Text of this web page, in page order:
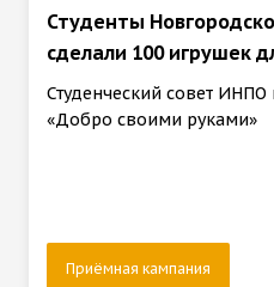
Студенты
сделали 100 игрушек
Студенческий совет ИНПО
«Добро своими руками»
Приёмная кампания